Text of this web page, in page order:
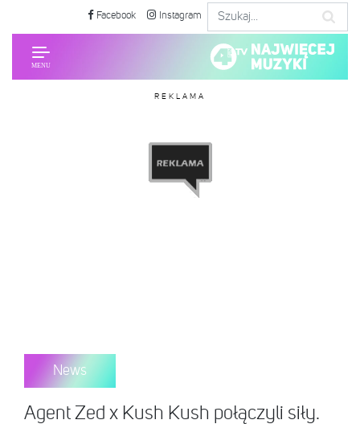
Facebook Instagram
REKLAMA
News
Agent Zed x Kush Kush połączyli siły.